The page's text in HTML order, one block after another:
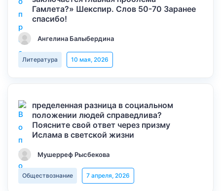
Гамлета?» Шекспир. Слов 50-70 Заранее
спасибо!
Ангелина Балыбердина
Литература 10 мая, 2026
пределенная разница в социальном
положении людей справедлива?
Поясните свой ответ через призму
Ислама в светской жизни
Мушерреф Рысбекова
Обществознание 7 апреля, 2026